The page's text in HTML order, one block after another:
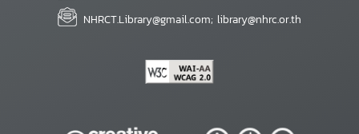
NHRCT.Library@gmail.com; library@nhrc.or.th